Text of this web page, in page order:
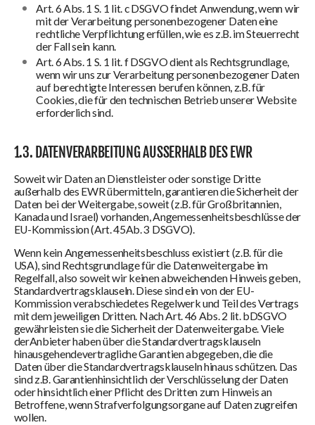
Art. 6 Abs. 1 S. 1 lit. c DSGVO findet Anwendung, wenn wir
mit der Verarbeitung personenbezogener Daten eine
rechtliche Verpflichtung erfüllen, wie es z.B. im Steuerrecht
der Fall sein kann.
Art. 6 Abs. 1 S. 1 lit. f DSGVO dient als Rechtsgrundlage,
wenn wir uns zur Verarbeitung personenbezogener Daten
auf berechtigte Interessen berufen können, z.B. für
Cookies, die für den technischen Betrieb unserer Website
erforderlich sind.
1.3. DATENVERARBEITUNG AUSSERHALB DES EWR
Soweit wir Daten an Dienstleister oder sonstige Dritte
außerhalb des EWR übermitteln, garantieren die Sicherheit der
Daten bei der Weitergabe, soweit (z.B. für Großbritannien,
Kanada und Israel) vorhanden, Angemessenheitsbeschlüsse der
EU-Kommission (Art. 45Ab. 3 DSGVO).
Wenn kein Angemessenheitsbeschluss existiert (z.B. für die
USA), sind Rechtsgrundlage für die Datenweitergabe im
Regelfall, also soweit wir keinen abweichenden Hinweis geben,
Standardvertragsklauseln. Diese sind ein von der EU-
Kommission verabschiedetes Regelwerk und Teil des Vertrags
mit dem jeweiligen Dritten. Nach Art. 46 Abs. 2 lit. bDSGVO
gewährleisten sie die Sicherheit der Datenweitergabe. Viele
derAnbieter haben über die Standardvertragsklauseln
hinausgehendevertragliche Garantien abgegeben, die die
Daten über die Standardvertragsklauseln hinaus schützen. Das
sind z.B. Garantienhinsichtlich der Verschlüsselung der Daten
oder hinsichtlich einer Pflicht des Dritten zum Hinweis an
Betroffene, wenn Strafverfolgungsorgane auf Daten zugreifen
wollen.